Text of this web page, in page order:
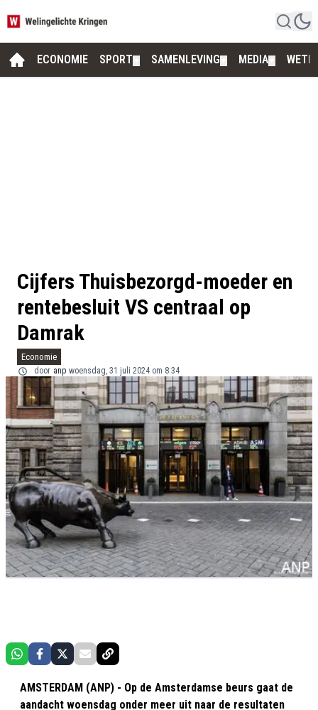
ECONOMIE SPORT SAMENLEVING MEDIA
Cijfers Thuisbezorgd-moeder en
rentebesluit VS centraal op
Damrak
Economie
door anp woensdag, 31 juli 2024 om 8:34
AMSTERDAM (ANP) - Op de Amsterdamse beurs gaat de
aandacht woensdag onder meer uit naar de resultaten